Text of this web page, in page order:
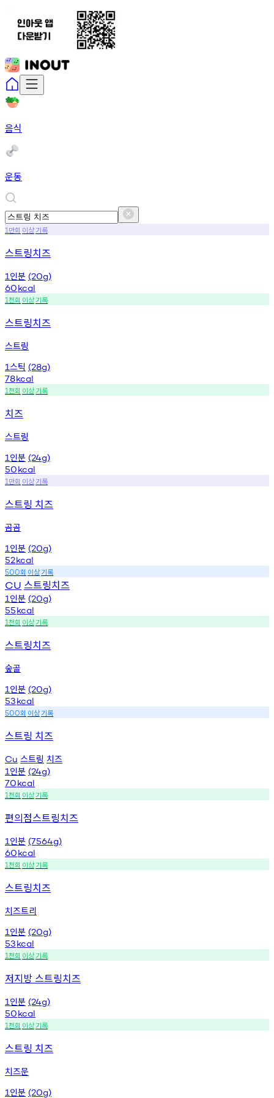
음식
운동
1 만회 이상기록
스트링치즈
1 인분 (20g)
60kcal
1천회 이상기록
스트링치즈
스트링
1스틱 (28g)
78kcal
1천회 이상기록
치즈
스트링
1 인분 (24g)
50kcal
1 만회 이상기록
스트링 치즈
곰곰
1 인분 (20g)
52kcal
500회 이상기록
CU 스트링치즈
1 인분 (20g)
55kcal
1천회 이상기록
스트링치즈
숲골
1 인분 (20g)
53kcal
500회 이상기록
스트링 치즈
Cu 스트링 치즈
1 인분 (24g)
70kcal
1천회 이상기록
편의점스트링치즈
1 인분 (7564g)
60kcal
1천회 이상기록
스트링치즈
치즈트리
1 인분 (20g)
53kcal
1천회 이상기록
저지방 스트링치즈
1 인분 (24g)
50kcal
1천회 이상기록
스트링 치즈
치즈문
1 인분 (20g)